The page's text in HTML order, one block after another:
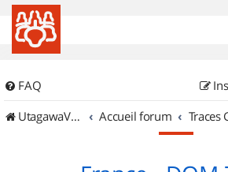
FAQ
UtagawaVTT (Randos VTT et VTTAE avec traces GPS)
Accueil forum